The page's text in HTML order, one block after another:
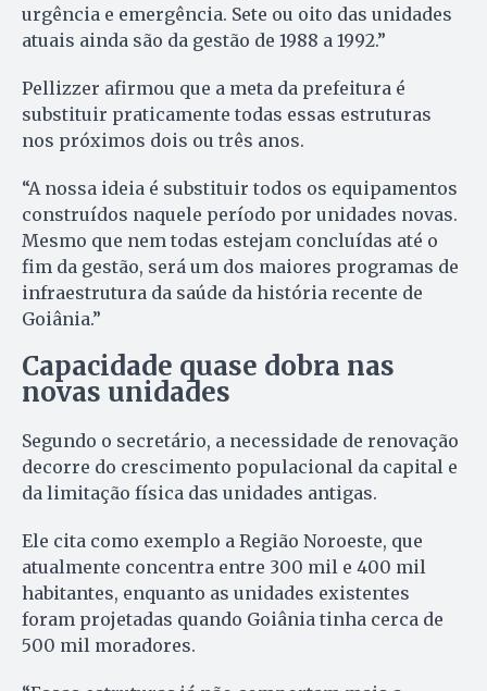
urgência e emergência. Sete ou oito das unidades
atuais ainda são da gestão de 1988 a 1992.”
Pellizzer afirmou que a meta da prefeitura é
substituir praticamente todas essas estruturas
nos próximos dois ou três anos.
“A nossa ideia é substituir todos os equipamentos
construídos naquele período por unidades novas.
Mesmo que nem todas estejam concluídas até o
fim da gestão, será um dos maiores programas de
infraestrutura da saúde da história recente de
Goiânia.”
Capacidade quase dobra nas
novas unidades
Segundo o secretário, a necessidade de renovação
decorre do crescimento populacional da capital e
da limitação física das unidades antigas.
Ele cita como exemplo a Região Noroeste, que
atualmente concentra entre 300 mil e 400 mil
habitantes, enquanto as unidades existentes
foram projetadas quando Goiânia tinha cerca de
500 mil moradores.